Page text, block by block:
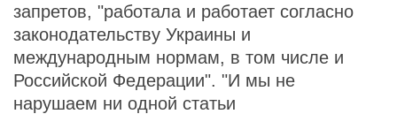
запретов, "работала и работает согласно
законодательству Украины и
международным нормам, в том числе и
Российской Федерации". "И мы не
нарушаем ни одной статьи